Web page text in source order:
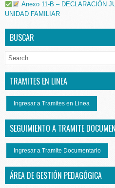
Anexo 11-B – DECLARACIÓN
UNIDAD FAMILIAR
BUSCAR
TRAMITES EN LINEA
Ingresar a Tramites en Linea
SEGUIMIENTO A TRAMITE
Ingresar a Tramite Documentario
ÁREA DE GESTIÓN PEDAGÓGICA